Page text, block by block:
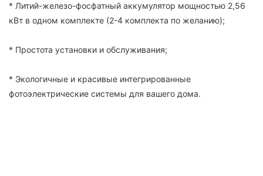
* Литий-железо-фосфатный аккумулятор мощностью 2,56
кВт в одном комплекте (2-4 комплекта по желанию);
* Простота установки и обслуживания;
* Экологичные и красивые интегрированные
фотоэлектрические системы для вашего дома.